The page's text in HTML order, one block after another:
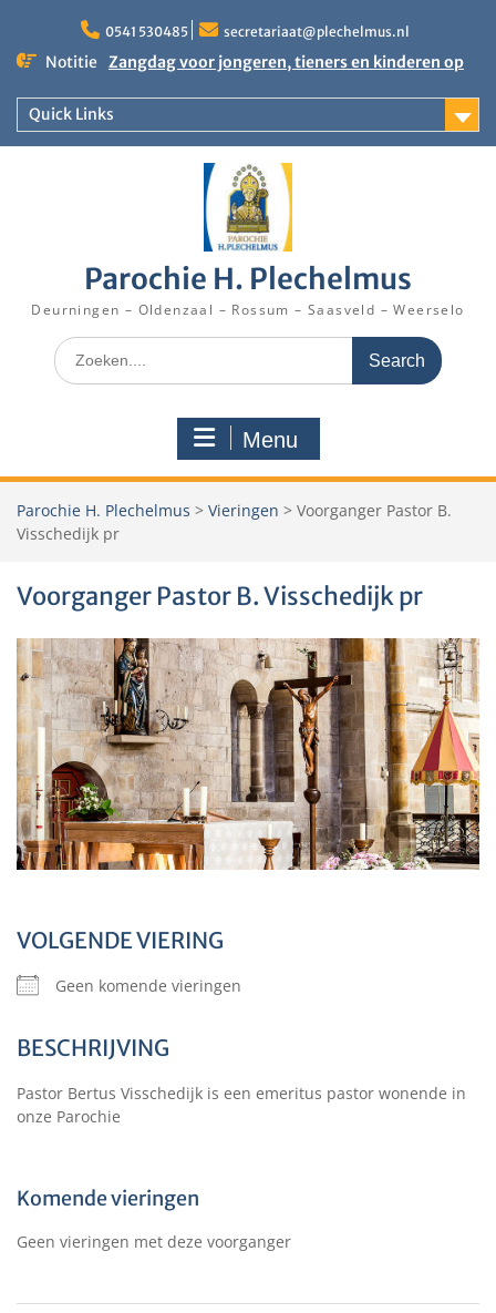
content
0541 530485 secretariaat@plechelmus.nl
Notitie
Zangdag voor jongeren, tieners en kinderen op
Denekamp
Uitnodiging installatie Pastoor Karel Donders
Quick Links
Parochie H. Plechelmus
Deurningen – Oldenzaal – Rossum – Saasveld – Weerselo
Search
for:
Menu
Parochie H. Plechelmus > Vieringen > Voorganger Pastor B.
Visschedijk pr
Voorganger Pastor B. Visschedijk pr
VOLGENDE VIERING
Geen komende vieringen
BESCHRIJVING
Pastor Bertus Visschedijk is een emeritus pastor wonende in
onze Parochie
Komende vieringen
Geen vieringen met deze voorganger